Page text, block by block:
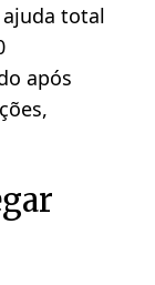
total
após